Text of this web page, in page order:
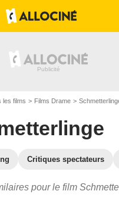
les films Films Drame
Critiques spectateurs
pour le film